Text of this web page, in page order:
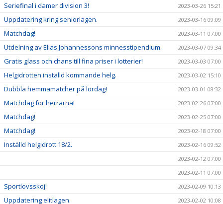
Seriefinal i damer division 3! 2023-03-26 15:21
Uppdatering kring seniorlagen. 2023-03-16 09:09
Matchdag! 2023-03-11 07:00
Utdelning av Elias Johannessons minnesstipendium. 2023-03-07 09:34
Gratis glass och chans till fina priser i lotterier! 2023-03-03 07:00
Helgidrotten inställd kommande helg. 2023-03-02 15:10
Dubbla hemmamatcher på lördag! 2023-03-01 08:32
Matchdag för herrarna! 2023-02-26 07:00
Matchdag! 2023-02-25 07:00
Matchdag! 2023-02-18 07:00
Inställd helgidrott 18/2.
2023-02-16 09:52
2023-02-12 07:00
2023-02-11 07:00
Sportlovsskoj! 2023-02-09 10:13
Uppdatering elitlagen. 2023-02-02 10:08